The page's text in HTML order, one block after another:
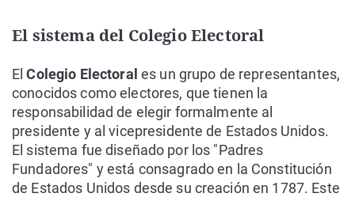
El sistema del Colegio Electoral
El Colegio Electoral es un grupo de representantes,
conocidos como electores, que tienen la
responsabilidad de elegir formalmente al
presidente y al vicepresidente de Estados Unidos.
El sistema fue diseñado por los "Padres
Fundadores" y está consagrado en la Constitución
de Estados Unidos desde su creación en 1787. Este